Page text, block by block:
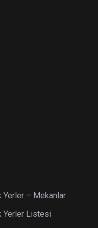
Yerler – Mekanlar
Yerler Listesi